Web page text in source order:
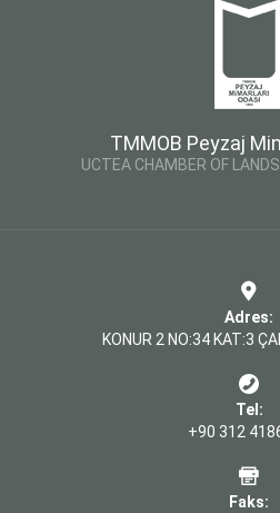
TMMOB Peyzaj
UCTEA CHAMBER OF
Adres:
KONUR 2 NO:34 KAT:3
Tel:
+90 312
Faks: